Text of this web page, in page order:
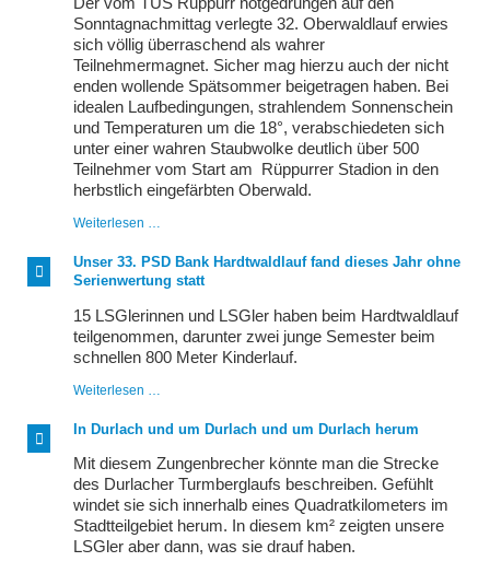
in
Berghausen
und
Friedrichstal
Sonntagnachmittag verlegte 32. Oberwaldlauf erwies
sich völlig überraschend als wahrer
Teilnehmermagnet. Sicher mag hierzu auch der nicht
enden wollende Spätsommer beigetragen haben. Bei
idealen Laufbedingungen, strahlendem Sonnenschein
und Temperaturen um die 18°, verabschiedeten sich
unter einer wahren Staubwolke deutlich über 500
Teilnehmer vom Start am Rüppurrer Stadion in den
herbstlich eingefärbten Oberwald.
Weiterlesen …
am
Sonntagnachmittag
aktiv
Unser 33. PSD Bank Hardtwaldlauf fand dieses Jahr ohne
Serienwertung statt
15 LSGlerinnen und LSGler haben beim Hardtwaldlauf
teilgenommen, darunter zwei junge Semester beim
schnellen 800 Meter Kinderlauf.
Weiterlesen …
PSD
Bank
Hardtwaldlauf
fand
dieses
Jahr
ohne
Serienwertung
statt
In Durlach und um Durlach und um Durlach herum
Mit diesem Zungenbrecher könnte man die Strecke
des Durlacher Turmberglaufs beschreiben. Gefühlt
windet sie sich innerhalb eines Quadratkilometers im
Stadtteilgebiet herum. In diesem km² zeigten unsere
LSGler aber dann, was sie drauf haben.